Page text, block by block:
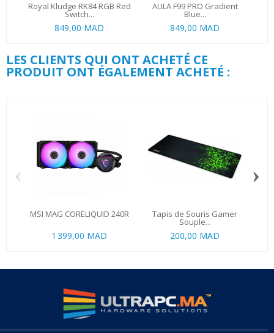
Royal Kludge RK84 RGB Red
Switch...
849,00 MAD
AULA F99 PRO Gradient
Blue...
849,00 MAD
LES CLIENTS QUI ONT ACHETÉ CE
PRODUIT ONT ÉGALEMENT ACHETÉ :
MSI MAG CORELIQUID 240R
1 399,00 MAD
Tapis de Souris Gamer
Souple...
200,00 MAD
‹ ›